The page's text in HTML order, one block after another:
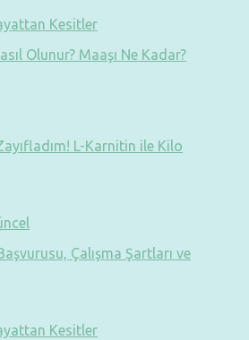
Kesitler
Olunur? Maaşı Ne Kadar?
L-Karnitin ile Kilo
Çalışma Şartları ve
Kesitler